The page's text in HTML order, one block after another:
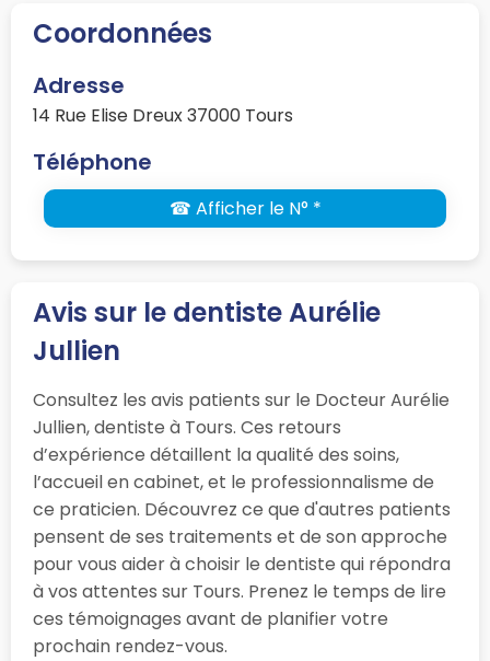
Coordonnées
Adresse
14 Rue Elise Dreux 37000 Tours
Téléphone
☎ Afficher le N° *
Avis sur le dentiste Aurélie
Jullien
Consultez les avis patients sur le Docteur Aurélie
Jullien, dentiste à Tours. Ces retours
d’expérience détaillent la qualité des soins,
l’accueil en cabinet, et le professionnalisme de
ce praticien. Découvrez ce que d'autres patients
pensent de ses traitements et de son approche
pour vous aider à choisir le dentiste qui répondra
à vos attentes sur Tours. Prenez le temps de lire
ces témoignages avant de planifier votre
prochain rendez-vous.